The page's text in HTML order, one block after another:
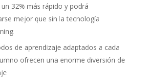
32% más rápido y podrá
mejor que sin la tecnología
de aprendizaje adaptados a cada
ofrecen una enorme diversión de